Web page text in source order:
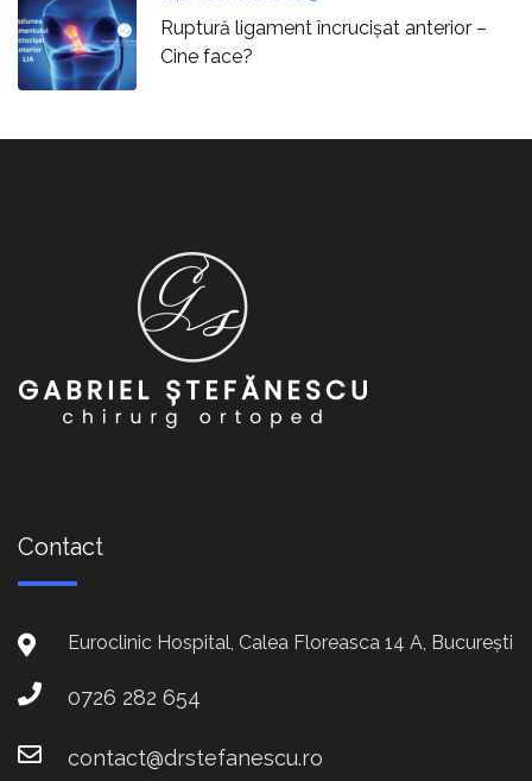
Ruptură ligament încrucișat anterior –
Cine face?
Contact
Euroclinic Hospital, Calea Floreasca 14 A, București
0726 282 654
contact@drstefanescu.ro